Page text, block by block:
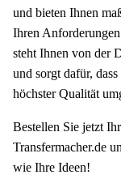
und bieten Ihnen
Ihren
steht Ihnen von der
und sorgt dafür,
höchster Qualität
Bestellen Sie jetzt
Transfermacher.de
wie Ihre Ideen!